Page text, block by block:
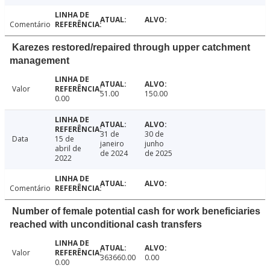
Comentário
Karezes restored/repaired through upper catchment
management
Valor
0.00
51.00 150.00
Data
15 de
abril de
2022
31 de
janeiro
de 2024
30 de
junho
de 2025
Comentário
Number of female potential cash for work beneficiaries
reached with unconditional cash transfers
Valor
0.00
363660.00 0.00